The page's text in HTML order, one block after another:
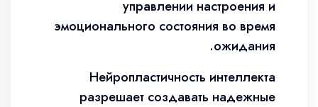
управлении настроения и
эмоционального состояния во время
ожидания.
Нейропластичность интеллекта
разрешает создавать надежные